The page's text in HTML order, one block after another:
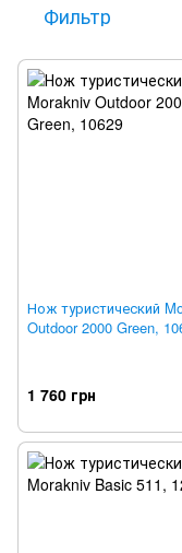
Фильтр
Нож туристический
Outdoor 2000 Green,
1 760 грн